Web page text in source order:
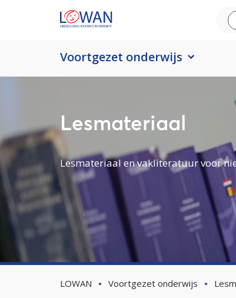
Voortgezet onderwijs
Lesmateriaal
Lesmateriaal en vakliteratuur voor
LOWAN Voortgezet onderwijs